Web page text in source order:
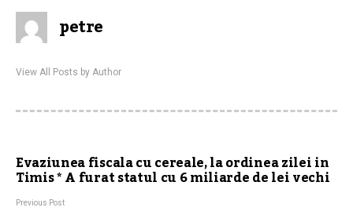
petre
View All Posts by Author
Evaziunea fiscala cu cereale, la ordinea zilei in
Timis * A furat statul cu 6 miliarde de lei vechi
Previous Post